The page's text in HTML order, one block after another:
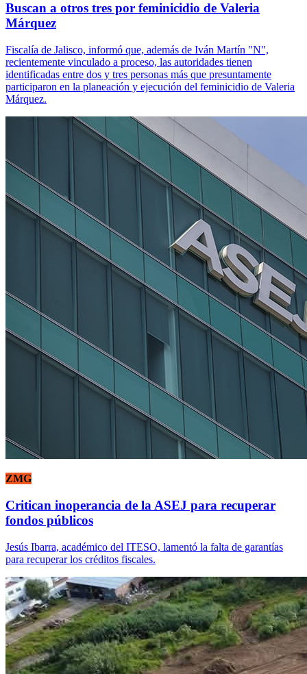
Buscan a otros tres por feminicidio de Valeria
Márquez
Fiscalía de Jalisco, informó que, además de Iván Martín "N",
recientemente vinculado a proceso, las autoridades tienen
identificadas entre dos y tres personas más que presuntamente
participaron en la planeación y ejecución del feminicidio de Valeria
Márquez.
ZMG
Critican inoperancia de la ASEJ para recuperar
fondos públicos
Jesús Ibarra, académico del ITESO, lamentó la falta de garantías
para recuperar los créditos fiscales.